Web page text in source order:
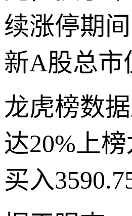
续涨停期
新A股总市
龙虎榜数
达20%上
买入